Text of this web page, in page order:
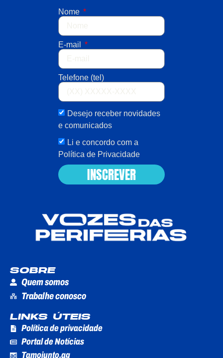
Nome
E-mail
Telefone (tel)
Desejo receber novidades
e comunicados
Li e concordo com a
Política de Privacidade
INSCREVER
SOBRE
Quem somos
Trabalhe conosco
LINKS ÚTEIS
Política de privacidade
Portal de Notícias
Tamojunto.ag